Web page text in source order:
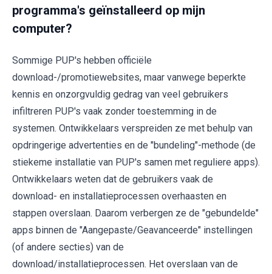
programma's geïnstalleerd op mijn
computer?
Sommige PUP's hebben officiële
download-/promotiewebsites, maar vanwege beperkte
kennis en onzorgvuldig gedrag van veel gebruikers
infiltreren PUP's vaak zonder toestemming in de
systemen. Ontwikkelaars verspreiden ze met behulp van
opdringerige advertenties en de "bundeling"-methode (de
stiekeme installatie van PUP's samen met reguliere apps).
Ontwikkelaars weten dat de gebruikers vaak de
download- en installatieprocessen overhaasten en
stappen overslaan. Daarom verbergen ze de "gebundelde"
apps binnen de "Aangepaste/Geavanceerde" instellingen
(of andere secties) van de
download/installatieprocessen. Het overslaan van de